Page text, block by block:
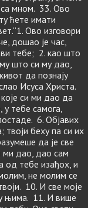
са мном. 33. Ово
ћете имати
Ово изговори
дошао је час,
тебе; 2. као што
што си му дао,
да познају
Исуса Христа.
си ми дао да
тебе самога,
6. Објавих
беху па си их
да је све
ми дао, дао сам
од тебе изађох, и
не молим се
10. И све моје
у њима. 11. И више